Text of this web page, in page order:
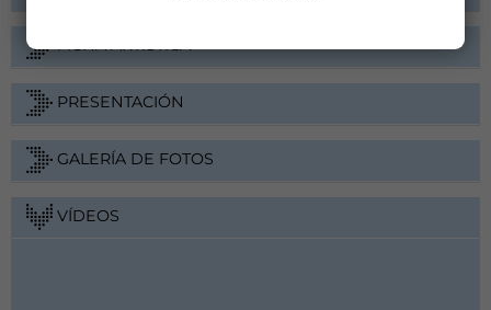
FICHA ARTÍSTICA
PRESENTACIÓN
GALERÍA DE FOTOS
VÍDEOS